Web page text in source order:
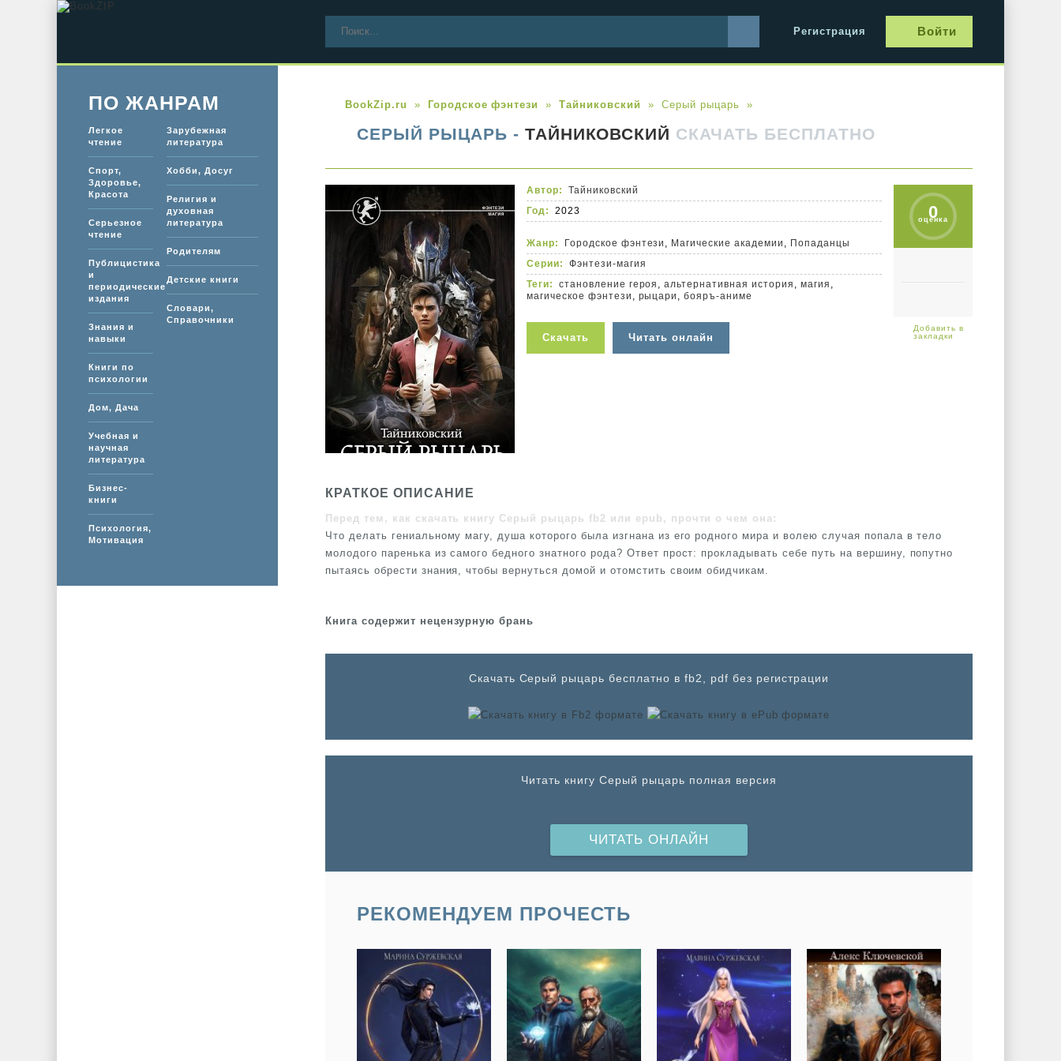
Регистрация Войти
BookZip.ru Городское фэнтези Тайниковский Серый рыцарь
СЕРЫЙ РЫЦАРЬ - ТАЙНИКОВСКИЙ СКАЧАТЬ БЕСПЛАТНО
0
оценка
Автор:
Тайниковский
Год:
2023
Жанр: Городское фэнтези , Магические академии , Попаданцы
Серии:
Фэнтези-магия
Теги:
становление героя ,альтернативная история , магия ,
магическое фэнтези , рыцари ,бояръ-аниме
Скачать Читать онлайн
КРАТКОЕ ОПИСАНИЕ
Перед тем, как скачать книгу Серый рыцарь fb2 или epub, прочти о чем она:
Что делать гениальному магу, душа которого была изгнана из его родного мира и волею случая попала в тело
молодого паренька из самого бедного знатного рода? Ответ прост: прокладывать себе путь на вершину, попутно
пытаясь обрести знания, чтобы вернуться домой и отомстить своим обидчикам.
Книга содержит нецензурную брань
Cкачать Серый рыцарь бесплатно в fb2, pdf без регистрации
Читать книгу Серый рыцарь полная версия
ЧИТАТЬ ОНЛАЙН
РЕКОМЕНДУЕМ ПРОЧЕСТЬ
ПО ЖАНРАМ
Легкое
чтение
Спорт,
Здоровье,
Красота
Серьезное
чтение
Публицистика
и
периодические
издания
Знания и
навыки
Книги по
психологии
Дом, Дача
Учебная и
научная
литература
Бизнес-
книги
Психология,
Мотивация
Зарубежная
литература
Хобби, Досуг
Религия и
духовная
литература
Родителям
Детские книги
Словари,
Справочники